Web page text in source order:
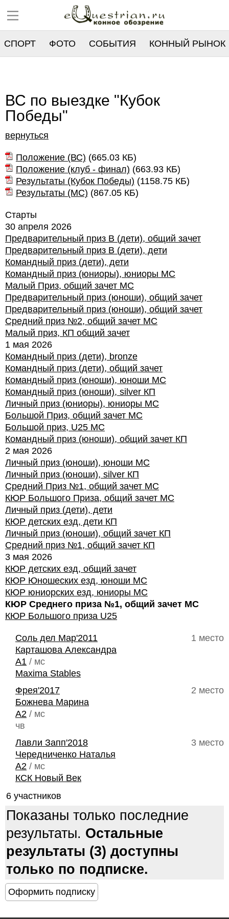
СПОРТ ФОТО СОБЫТИЯ КОННЫЙ РЫНОК
ВС по выездке "Кубок
Победы"
вернуться
Положение (ВС) (665.03 КБ)
Положение (клуб - финал) (663.93 КБ)
Результаты (Кубок Победы) (1158.75 КБ)
Результаты (МС) (867.05 КБ)
Старты
30 апреля 2026
Предварительный приз В (дети), общий зачет
Предварительный приз В (дети), дети
Командный приз (дети), дети
Командный приз (юниоры), юниоры МС
Малый Приз, общий зачет МС
Предварительный приз (юноши), общий зачет
Предварительный приз (юноши), общий зачет
Средний приз №2, общий зачет МС
Малый приз, КП общий зачет
1 мая 2026
Командный приз (дети), bronze
Командный приз (дети), общий зачет
Командный приз (юноши), юноши МС
Командный приз (юноши), silver КП
Личный приз (юниоры), юниоры МС
Большой Приз, общий зачет МС
Большой приз, U25 МС
Командный приз (юноши), общий зачет КП
2 мая 2026
Личный приз (юноши), юноши МС
Личный приз (юноши), silver КП
Средний Приз №1, общий зачет МС
КЮР Большого Приза, общий зачет МС
Личный приз (дети), дети
КЮР детских езд, дети КП
Личный приз (юноши), общий зачет КП
Средний приз №1, общий зачет КП
3 мая 2026
КЮР детских езд, общий зачет
КЮР Юношеских езд, юноши МС
КЮР юниорских езд, юниоры МС
КЮР Среднего приза №1, общий зачет МС
КЮР Большого приза U25
1 место
Соль дел Мар'2011
Карташова Александра
A1 / мс
Maxima Stables
2 место
Фрея'2017
Божнева Марина
A2 / мс
чв
3 место
Лавли Запп'2018
Чередниченко Наталья
A2 / мс
КСК Новый Век
6 участников
Показаны только последние
результаты. Остальные
результаты (3) доступны
только по подписке.